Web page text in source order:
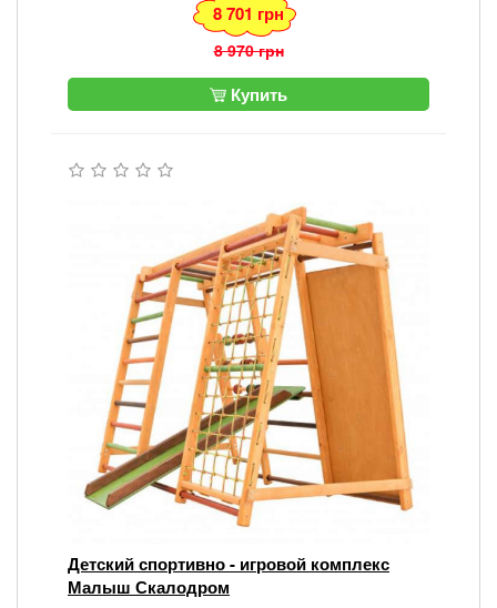
8 701 грн
8 970 грн
Купить
Детский спортивно - игровой комплекс
Малыш Скалодром